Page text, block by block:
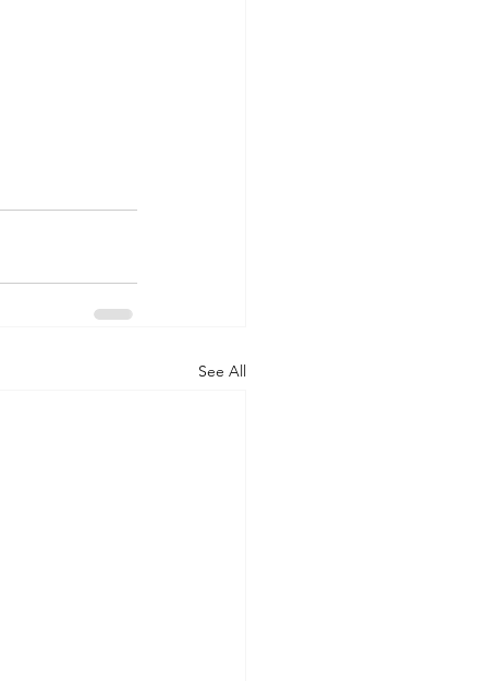
See All